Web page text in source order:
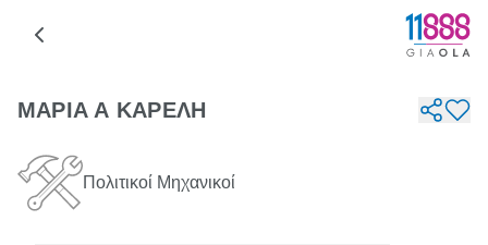
ΜΑΡΙΑ Α ΚΑΡΕΛΗ
Πολιτικοί Μηχανικοί